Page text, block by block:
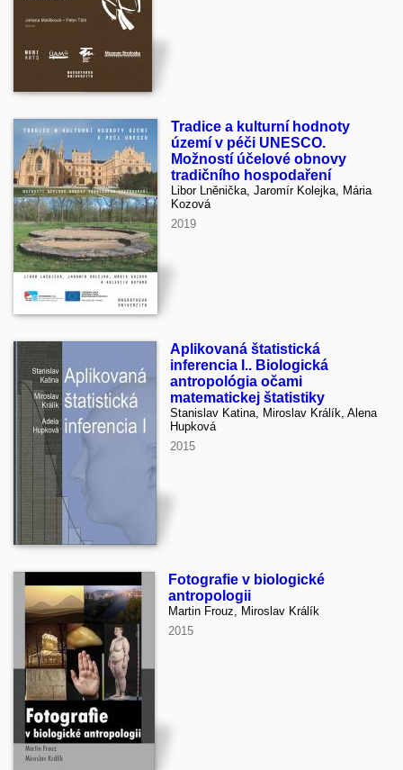
Tradice a kulturní hodnoty
území v péči UNESCO.
Možností účelové obnovy
tradičního hospodaření
Libor Lněnička, Jaromír Kolejka, Mária
Kozová
2019
Aplikovaná štatistická
inferencia I.. Biologická
antropológia očami
matematickej štatistiky
Stanislav Katina, Miroslav Králík, Alena
Hupková
2015
Fotografie v biologické
antropologii
Martin Frouz, Miroslav Králík
2015